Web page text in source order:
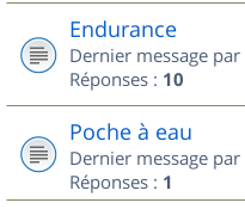
Endurance
Dernier message par
Réponses : 10
Poche à eau
Dernier message par
Réponses : 1